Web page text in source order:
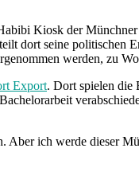
Kiosk der
dort seine politischen
werden, zu
Export. Dort spielen die
ich werde dieser